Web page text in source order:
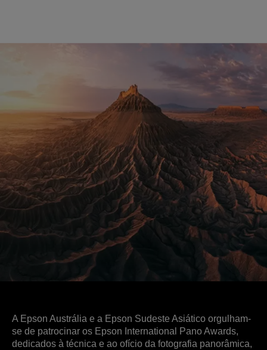
A Epson Austrália e a Epson Sudeste Asiático orgulham-
se de patrocinar os Epson International Pano Awards,
dedicados à técnica e ao ofício da fotografia panorâmica,